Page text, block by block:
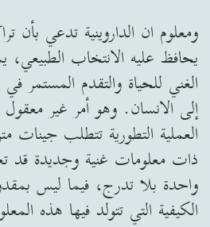
ومعلوم ان الداروينية تدعي بأن
يحافظ عليه الانتخاب الطبيعي،
الغني للحياة والتقدم المستمر في
إلى الانسان. وهو أمر غير
العملية التطورية تتطلب جينات
ذات معلومات غنية وجديدة قد
واحدة بلا تدرج، فيما ليس
الكيفية التي تتولد فيها هذه